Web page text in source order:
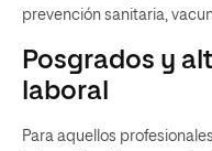
prevención sanitaria,
Posgrados y
laboral
Para aquellos